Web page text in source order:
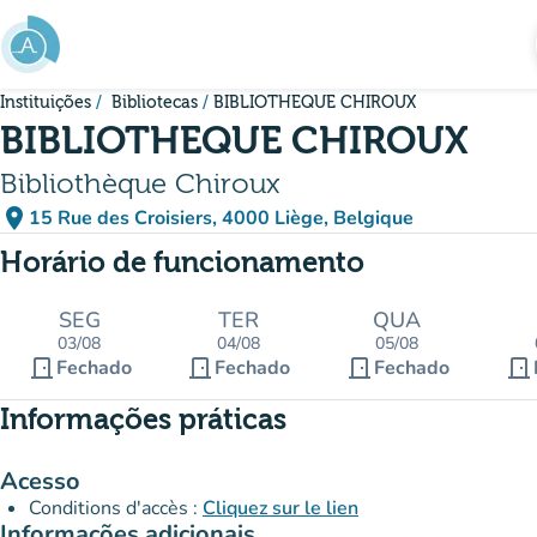
Ir para o conteúdo principal
Instituições Bibliotecas BIBLIOTHEQUE CHIROUX
BIBLIOTHEQUE CHIROUX
Bibliothèque Chiroux
place 15 Rue des Croisiers, 4000 Liège, Belgique
(abrir no Google Maps)
(novo separador)
Horário de funcionamento
SEG
03/08
door_front Fechado
TER
04/08
door_front Fechado
QUA
05/08
door_front Fechado door_front
Informações práticas
Acesso
Conditions d'accès : Cliquez sur le lien